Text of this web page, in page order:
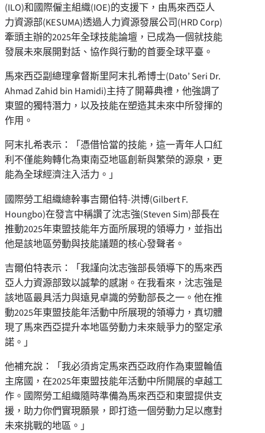
(ILO)和國際僱主組織(IOE)的支援下，由馬來西亞人
力資源部(KESUMA)透過人力資源發展公司(HRD Corp)
牽頭主辦的2025年全球技能論壇，已成為一個就技能
發展未來展開對話、協作與行動的首要全球平臺。
馬來西亞副總理拿督斯里阿末扎希博士(Dato’ Seri Dr.
Ahmad Zahid bin Hamidi)主持了開幕典禮，他強調了
東盟的獨特潛力，以及技能在塑造其未來中所發揮的
作用。
阿末扎希表示：「憑借恰當的技能，這一青年人口紅
利不僅能夠轉化為東南亞地區創新與繁榮的源泉，更
能為全球經濟注入活力。」
國際勞工組織總幹事吉爾伯特-洪博(Gilbert F.
Houngbo)在發言中稱讚了沈志強(Steven Sim)部長在
推動2025年東盟技能年方面所展現的領導力，並指出
他是該地區勞動與技能議題的核心發聲者。
吉爾伯特表示：「我謹向沈志強部長領導下的馬來西
亞人力資源部致以誠摯的感謝。在我看來，沈志強是
該地區最具活力與遠見卓識的勞動部長之一。他在推
動2025年東盟技能年活動中所展現的領導力，真切體
現了馬來西亞提升本地區勞動力未來競爭力的堅定承
諾。」
他補充說：「我必須肯定馬來西亞政府作為東盟輪值
主席國，在2025年東盟技能年活動中所開展的卓越工
作。國際勞工組織隨時準備為馬來西亞和東盟提供支
援，助力你們實現願景，即打造一個勞動力足以應對
未來挑戰的地區。」